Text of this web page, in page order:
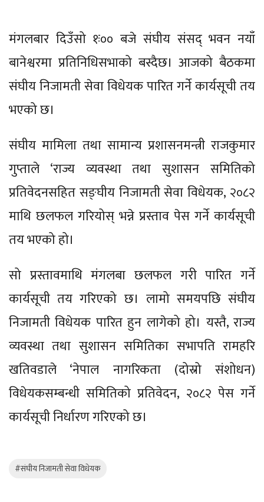
मंगलबार दिउँसो १ः०० बजे संघीय संसद् भवन नयाँ
बानेश्वरमा प्रतिनिधिसभाको बस्दैछ। आजको बैठकमा
संघीय निजामती सेवा विधेयक पारित गर्ने कार्यसूची तय
भएको छ।
संघीय मामिला तथा सामान्य प्रशासनमन्त्री राजकुमार
गुप्ताले ‘राज्य व्यवस्था तथा सुशासन समितिको
प्रतिवेदनसहित सङ्घीय निजामती सेवा विधेयक, २०८२
माथि छलफल गरियोस् भन्ने प्रस्ताव पेस गर्ने कार्यसूची
तय भएको हो।
सो प्रस्तावमाथि मंगलबा छलफल गरी पारित गर्ने
कार्यसूची तय गरिएको छ। लामो समयपछि संघीय
निजामती विधेयक पारित हुन लागेको हो। यस्तै, राज्य
व्यवस्था तथा सुशासन समितिका सभापति रामहरि
खतिवडाले ‘नेपाल नागरिकता (दोस्रो संशोधन)
विधेयकसम्बन्धी समितिको प्रतिवेदन, २०८२ पेस गर्ने
कार्यसूची निर्धारण गरिएको छ।
#संघीय निजामती सेवा विधेयक